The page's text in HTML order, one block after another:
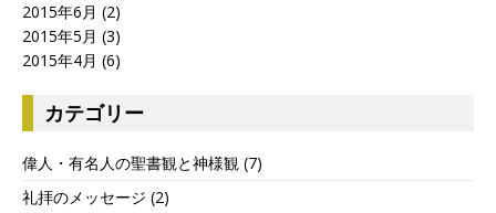
2015年6月 (2)
2015年5月 (3)
2015年4月 (6)
カテゴリー
偉人・有名人の聖書観と神様観 (7)
礼拝のメッセージ (2)